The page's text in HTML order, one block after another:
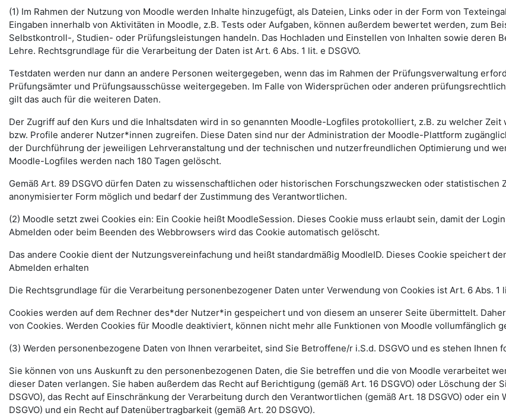
(1) Im Rahmen der Nutzung von Moodle werden Inhalte hinzugefügt, als Dateien, Links oder in der Form von
Eingaben innerhalb von Aktivitäten in Moodle, z.B. Tests oder Aufgaben, können außerdem bewertet werden, zum
Selbstkontroll-, Studien- oder Prüfungsleistungen handeln. Das Hochladen und Einstellen von Inhalten sowie deren
Lehre. Rechtsgrundlage für die Verarbeitung der Daten ist Art. 6 Abs. 1 lit. e DSGVO.
Testdaten werden nur dann an andere Personen weitergegeben, wenn das im Rahmen der Prüfungsverwaltung
Prüfungsämter und Prüfungsausschüsse weitergegeben. Im Falle von Widersprüchen oder anderen
gilt das auch für die weiteren Daten.
Der Zugriff auf den Kurs und die Inhaltsdaten wird in so genannten Moodle-Logfiles protokolliert, z.B. zu welcher
bzw. Profile anderer Nutzer*innen zugreifen. Diese Daten sind nur der Administration der Moodle-Plattform
der Durchführung der jeweiligen Lehrveranstaltung und der technischen und nutzerfreundlichen Optimierung und
Moodle-Logfiles werden nach 180 Tagen gelöscht.
Gemäß Art. 89 DSGVO dürfen Daten zu wissenschaftlichen oder historischen Forschungszwecken oder
anonymisierter Form möglich und bedarf der Zustimmung des Verantwortlichen.
(2) Moodle setzt zwei Cookies ein: Ein Cookie heißt MoodleSession. Dieses Cookie muss erlaubt sein, damit der
Abmelden oder beim Beenden des Webbrowsers wird das Cookie automatisch gelöscht.
Das andere Cookie dient der Nutzungsvereinfachung und heißt standardmäßig MoodleID. Dieses Cookie speichert
Abmelden erhalten
Die Rechtsgrundlage für die Verarbeitung personenbezogener Daten unter Verwendung von Cookies ist Art. 6 Abs. 1
Cookies werden auf dem Rechner des*der Nutzer*in gespeichert und von diesem an unserer Seite übermittelt.
von Cookies. Werden Cookies für Moodle deaktiviert, können nicht mehr alle Funktionen von Moodle vollumfänglich
(3) Werden personenbezogene Daten von Ihnen verarbeitet, sind Sie Betroffene/r i.S.d. DSGVO und es stehen
Sie können von uns Auskunft zu den personenbezogenen Daten, die Sie betreffen und die von Moodle verarbeitet
dieser Daten verlangen. Sie haben außerdem das Recht auf Berichtigung (gemäß Art. 16 DSGVO) oder Löschung
DSGVO), das Recht auf Einschränkung der Verarbeitung durch den Verantwortlichen (gemäß Art. 18 DSGVO) oder
DSGVO) und ein Recht auf Datenübertragbarkeit (gemäß Art. 20 DSGVO).